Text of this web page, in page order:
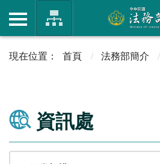
首頁 法務部簡介
資訊處